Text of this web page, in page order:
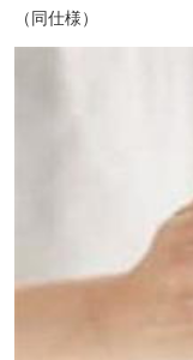
（同仕様）